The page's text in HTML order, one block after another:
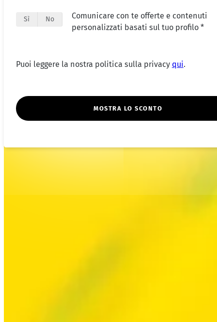
Sì No
Comunicare con te offerte e contenuti
personalizzati basati sul tuo profilo *
Puoi leggere la nostra politica sulla privacy qui.
MOSTRA LO SCONTO